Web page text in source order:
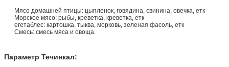
Мясо домашней птицы: цыпленок, говядина, свинина, овечка, етк
Морское мясо: рыбы, креветка, креветка, етк
егетаблес: картошка, тыква, морковь, зеленая фасоль, етк
Смесь: смесь мяса и овоща.
Параметр Течинкал: